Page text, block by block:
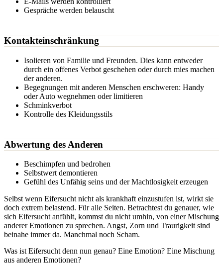
Gespräche werden belauscht
Kontakteinschränkung
Isolieren von Familie und Freunden. Dies kann entweder
durch ein offenes Verbot geschehen oder durch mies machen
der anderen.
Begegnungen mit anderen Menschen erschweren: Handy
oder Auto wegnehmen oder limitieren
Schminkverbot
Kontrolle des Kleidungsstils
Abwertung des Anderen
Beschimpfen und bedrohen
Selbstwert demontieren
Gefühl des Unfähig seins und der Machtlosigkeit erzeugen
Selbst wenn Eifersucht nicht als krankhaft einzustufen ist, wirkt sie
doch extrem belastend. Für alle Seiten. Betrachtest du genauer, wie
sich Eifersucht anfühlt, kommst du nicht umhin, von einer Mischung
anderer Emotionen zu sprechen. Angst, Zorn und Traurigkeit sind
beinahe immer da. Manchmal noch Scham.
Was ist Eifersucht denn nun genau? Eine Emotion? Eine Mischung
aus anderen Emotionen?